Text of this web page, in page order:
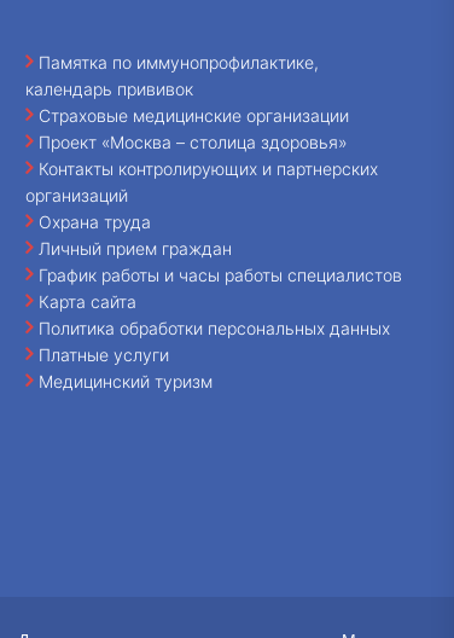
Памятка по иммунопрофилактике,
календарь прививок
Страховые медицинские организации
Проект «Москва – столица здоровья»
Контакты контролирующих и партнерских
организаций
Охрана труда
Личный прием граждан
График работы и часы работы специалистов
Карта сайта
Политика обработки персональных данных
Платные услуги
Медицинский туризм